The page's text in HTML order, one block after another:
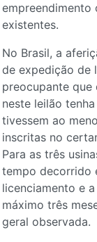
empreendimento
existentes.
No Brasil, a
de expedição de
preocupante que
neste leilão
tivessem ao
inscritas no
Para as três
tempo decorrido
licenciamento e
máximo três
geral observada.